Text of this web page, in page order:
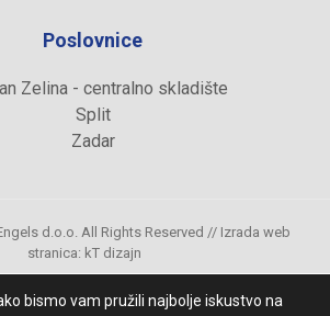
Poslovnice
Zelina - centralno skladište
Split
Zadar
d.o.o. All Rights Reserved // Izrada web
stranica: kT dizajn
bismo vam pružili najbolje iskustvo na